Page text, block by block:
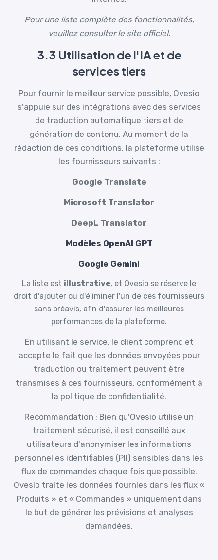
Pour une liste complète des fonctionnalités,
veuillez consulter le site officiel.
3.3 Utilisation de l'IA et de
services tiers
Pour fournir le meilleur service possible, Ovesio
s'appuie sur des intégrations avec des services
de traduction automatique tiers et de
génération de contenu. Au moment de la
rédaction de ces conditions, la plateforme utilise
les fournisseurs suivants :
Google Translate
Microsoft Translator
DeepL Translator
Modèles OpenAI GPT
Google Gemini
La liste est illustrative, et Ovesio se réserve le
droit d'ajouter ou d'éliminer l'un de ces fournisseurs
sans préavis, afin d'assurer les meilleures
performances de la plateforme.
En utilisant le service, le client comprend et
accepte le fait que les données envoyées pour
traduction ou traitement peuvent être
transmises à ces fournisseurs, conformément à
la politique de confidentialité.
Recommandation : Bien qu'Ovesio utilise un
traitement sécurisé, il est conseillé aux
utilisateurs d'anonymiser les informations
personnelles identifiables (PII) sensibles dans les
flux de commandes chaque fois que possible.
Ovesio traite les données fournies dans les flux «
Produits » et « Commandes » uniquement dans
le but de générer les prévisions et analyses
demandées.